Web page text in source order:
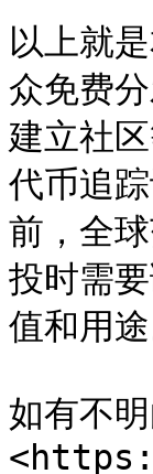
以上就
众免费
建立社
代币追
前，全
投时需
值和用途
如有不